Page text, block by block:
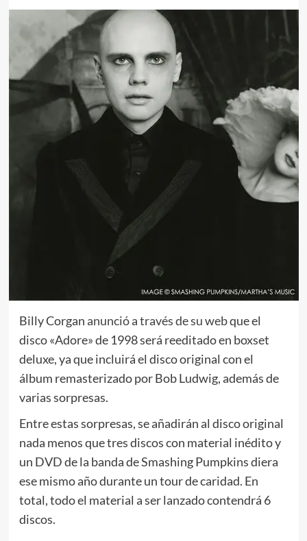
Billy Corgan anunció a través de su webque el
disco «Adore» de 1998 será reeditado en boxset
deluxe, ya que incluirá el disco original con el
álbum remasterizado por Bob Ludwig, además de
varias sorpresas.
Entre estas sorpresas, se añadirán al disco original
nada menos que tres discos con material inédito y
un DVD de la banda de Smashing Pumpkins diera
ese mismo año durante un tour de caridad. En
total, todo el material a ser lanzado contendrá 6
discos.